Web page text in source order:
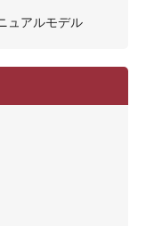
ュアルモデル